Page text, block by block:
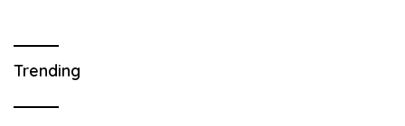
Trending